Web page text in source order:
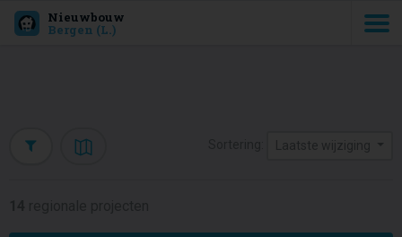
Nieuwbouw
Bergen (L.)
Laatste wijziging